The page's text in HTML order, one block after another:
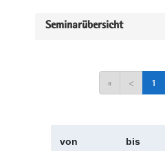
Seminarübersicht
« < 1
von bis